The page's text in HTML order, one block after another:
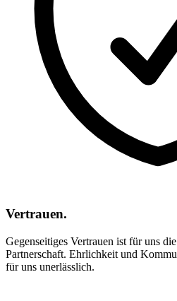
Vertrauen.
Gegenseitiges Vertrauen ist für uns
Partnerschaft. Ehrlichkeit und
für uns unerlässlich.